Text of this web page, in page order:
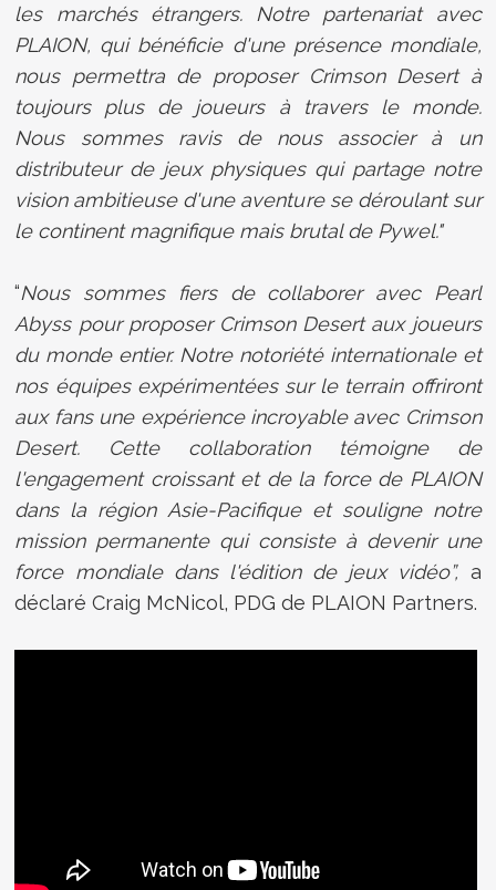
les marchés étrangers. Notre partenariat avec
PLAION, qui bénéficie d'une présence mondiale,
nous permettra de proposer Crimson Desert à
toujours plus de joueurs à travers le monde.
Nous sommes ravis de nous associer à un
distributeur de jeux physiques qui partage notre
vision ambitieuse d'une aventure se déroulant sur
le continent magnifique mais brutal de Pywel."
“Nous sommes fiers de collaborer avec Pearl
Abyss pour proposer Crimson Desert aux joueurs
du monde entier. Notre notoriété internationale et
nos équipes expérimentées sur le terrain offriront
aux fans une expérience incroyable avec Crimson
Desert. Cette collaboration témoigne de
l'engagement croissant et de la force de PLAION
dans la région Asie-Pacifique et souligne notre
mission permanente qui consiste à devenir une
force mondiale dans l'édition de jeux vidéo”, a
déclaré Craig McNicol, PDG de PLAION Partners.